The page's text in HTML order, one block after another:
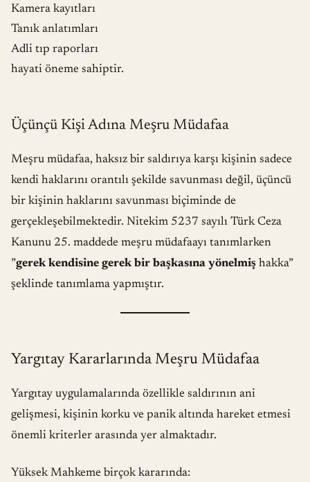
Kamera kayıtları
Tanık anlatımları
Adli tıp raporları
hayati öneme sahiptir.
Üçünçü Kişi Adına Meşru Müdafaa
Meşru müdafaa, haksız bir saldırıya karşı kişinin sadece
kendi haklarını orantılı şekilde savunması değil, üçüncü
bir kişinin haklarını savunması biçiminde de
gerçekleşebilmektedir. Nitekim 5237 sayılı Türk Ceza
Kanunu 25. maddede meşru müdafaayı tanımlarken
”gerek kendisine gerek bir başkasına yönelmiş hakka”
şeklinde tanımlama yapmıştır.
Yargıtay Kararlarında Meşru Müdafaa
Yargıtay uygulamalarında özellikle saldırının ani
gelişmesi, kişinin korku ve panik altında hareket etmesi
önemli kriterler arasında yer almaktadır.
Yüksek Mahkeme birçok kararında: